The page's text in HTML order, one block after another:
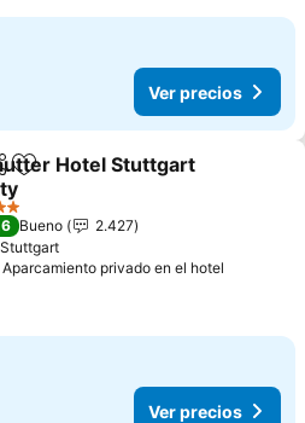
Ver precios
Agregar a favoritos
Hotel Stuttgart
Bueno
2.427
Stuttgart
Aparcamiento privado en el hotel
Ver precios